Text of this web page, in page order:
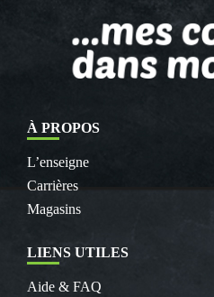
À PROPOS
L’enseigne
Carrières
Magasins
LIENS UTILES
Aide & FAQ